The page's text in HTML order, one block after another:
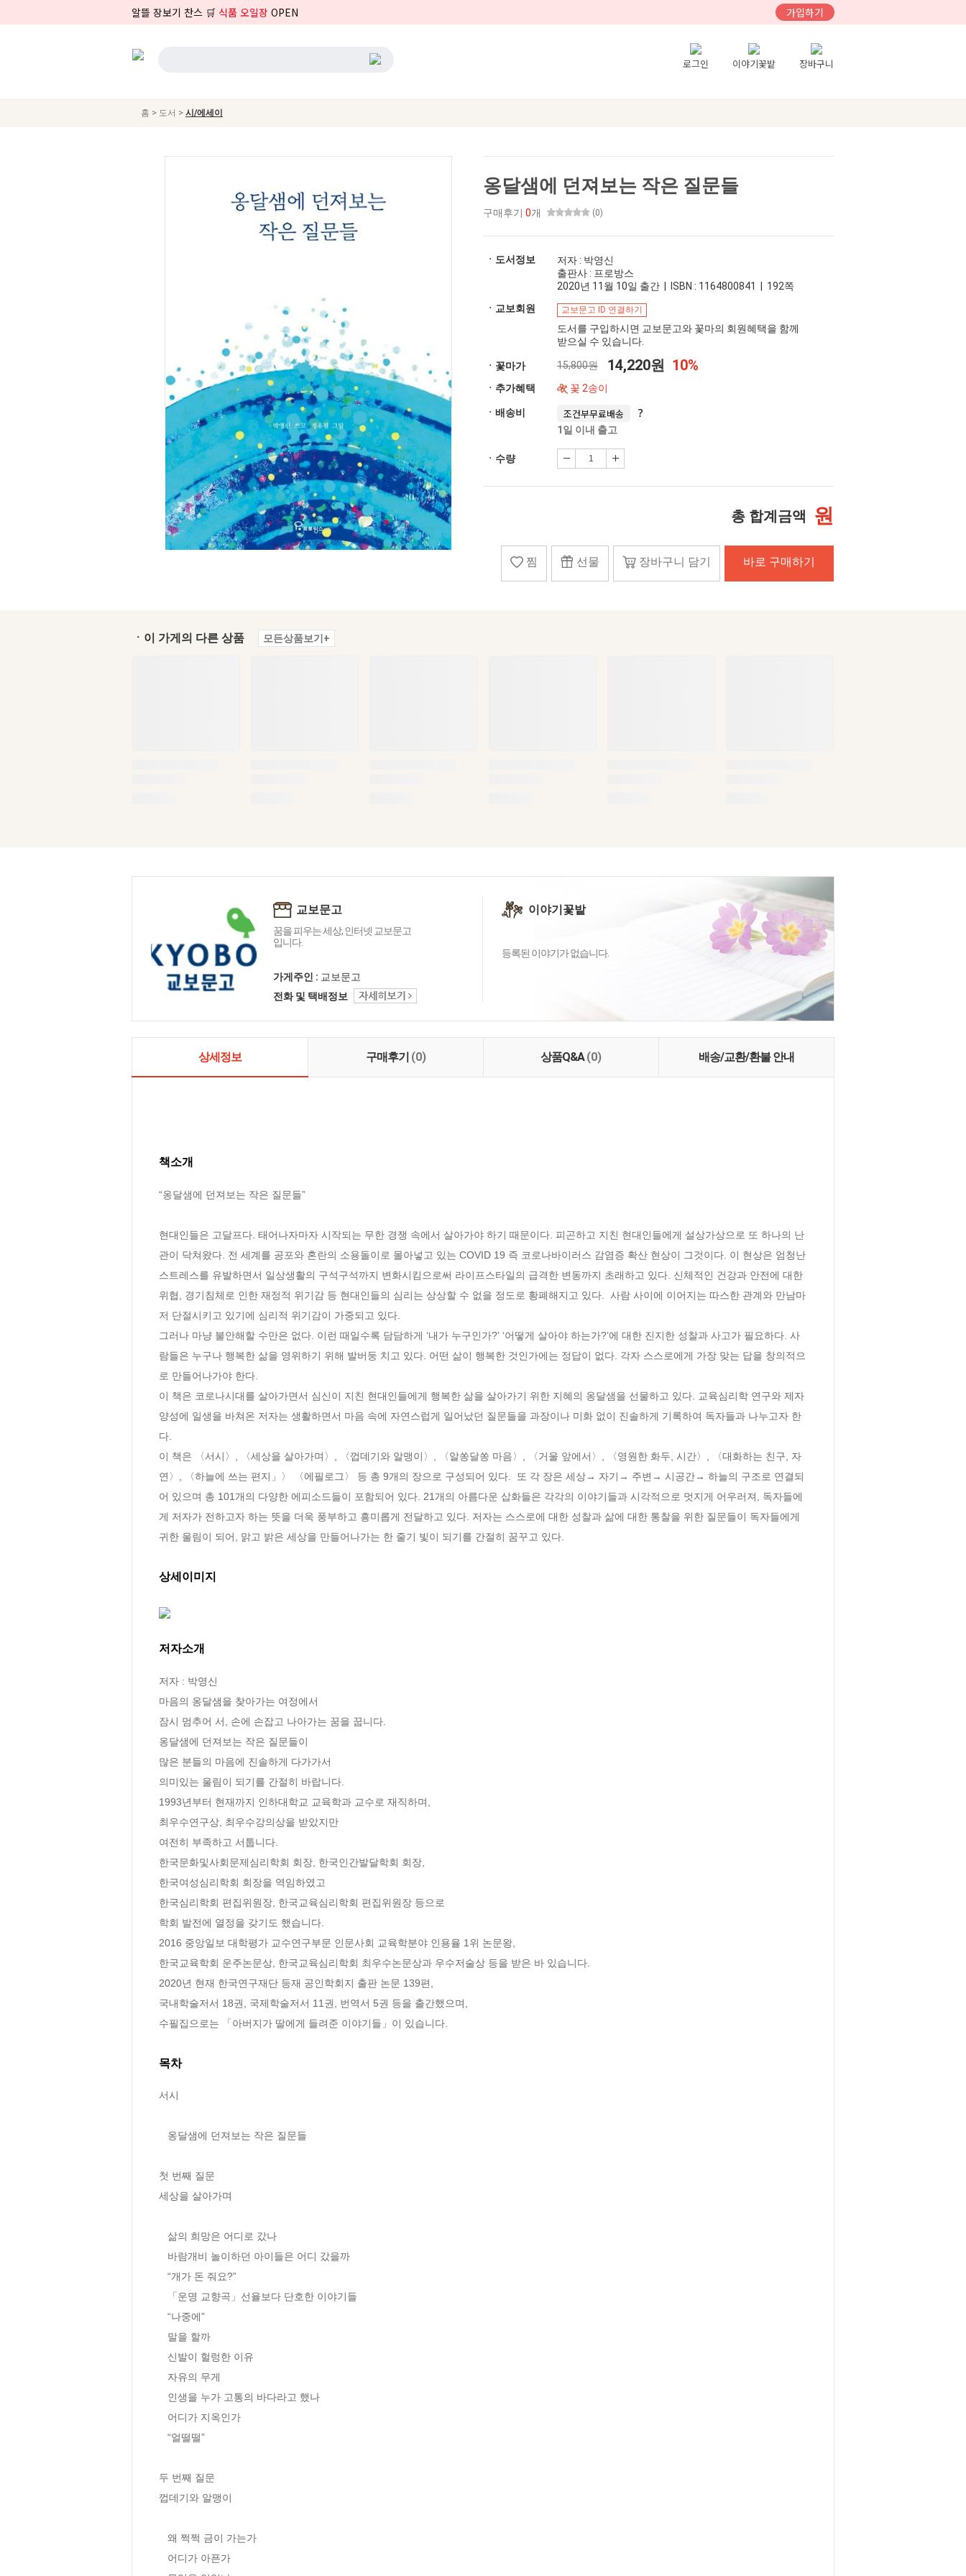
알뜰 장보기 찬스 🛒 식품 오일장 OPEN 가입하기
로그인 이야기꽃밭 장바구니
홈 > 도서 > 시/에세이
옹달샘에 던져보는 작은 질문들
구매후기 0개 (0)
ㆍ도서정보
저자 : 박영신
출판사 : 프로방스
2020년 11월 10일 출간 | ISBN : 1164800841 | 192쪽
ㆍ교보회원
교보문고 ID 연결하기
도서를 구입하시면 교보문고와 꽃마의 회원혜택을 함께
받으실 수 있습니다.
ㆍ꽃마가 15,800원 14,220원 10%
ㆍ추가혜택 꽃 2송이
ㆍ배송비 조건부무료배송
1일 이내 출고
ㆍ수량
총 합계금액 원
찜 선물 장바구니 담기 바로 구매하기
ㆍ이 가게의 다른 상품 모든상품보기+
교보문고
꿈을 피우는 세상, 인터넷 교보문고
입니다.
가게주인 : 교보문고
전화 및 택배정보
이야기꽃밭
등록된 이야기가 없습니다.
상세정보 구매후기 (0) 상품Q&A(0) 배송/교환/환불 안내
책소개
“옹달샘에 던져보는 작은 질문들”
현대인들은 고달프다. 태어나자마자 시작되는 무한 경쟁 속에서 살아가야 하기 때문이다. 피곤하고 지친 현대인들에게 설상가상으로 또 하나의 난
관이 닥쳐왔다. 전 세계를 공포와 혼란의 소용돌이로 몰아넣고 있는 COVID 19 즉 코로나바이러스 감염증 확산 현상이 그것이다. 이 현상은 엄청난
스트레스를 유발하면서 일상생활의 구석구석까지 변화시킴으로써 라이프스타일의 급격한 변동까지 초래하고 있다. 신체적인 건강과 안전에 대한
위협, 경기침체로 인한 재정적 위기감 등 현대인들의 심리는 상상할 수 없을 정도로 황폐해지고 있다.  사람 사이에 이어지는 따스한 관계와 만남마
저 단절시키고 있기에 심리적 위기감이 가중되고 있다.
그러나 마냥 불안해할 수만은 없다. 이런 때일수록 담담하게 ‘내가 누구인가?’ ‘어떻게 살아야 하는가?’에 대한 진지한 성찰과 사고가 필요하다. 사
람들은 누구나 행복한 삶을 영위하기 위해 발버둥 치고 있다. 어떤 삶이 행복한 것인가에는 정답이 없다. 각자 스스로에게 가장 맞는 답을 창의적으
로 만들어나가야 한다.
이 책은 코로나시대를 살아가면서 심신이 지친 현대인들에게 행복한 삶을 살아가기 위한 지혜의 옹달샘을 선물하고 있다. 교육심리학 연구와 제자
양성에 일생을 바쳐온 저자는 생활하면서 마음 속에 자연스럽게 일어났던 질문들을 과장이나 미화 없이 진솔하게 기록하여 독자들과 나누고자 한
다.
이 책은 〈서시〉, 〈세상을 살아가며〉, 〈껍데기와 알맹이〉, 〈알쏭달쏭 마음〉, 〈거울 앞에서〉, 〈영원한 화두, 시간〉, 〈대화하는 친구, 자
연〉, 〈하늘에 쓰는 편지」〉 〈에필로그〉 등 총 9개의 장으로 구성되어 있다.  또 각 장은 세상→ 자기→ 주변→ 시공간→ 하늘의 구조로 연결되
어 있으며 총 101개의 다양한 에피소드들이 포함되어 있다. 21개의 아름다운 삽화들은 각각의 이야기들과 시각적으로 멋지게 어우러져, 독자들에
게 저자가 전하고자 하는 뜻을 더욱 풍부하고 흥미롭게 전달하고 있다. 저자는 스스로에 대한 성찰과 삶에 대한 통찰을 위한 질문들이 독자들에게
귀한 울림이 되어, 맑고 밝은 세상을 만들어나가는 한 줄기 빛이 되기를 간절히 꿈꾸고 있다.
상세이미지
저자소개
저자 : 박영신
마음의 옹달샘을 찾아가는 여정에서
잠시 멈추어 서, 손에 손잡고 나아가는 꿈을 꿉니다.
옹달샘에 던져보는 작은 질문들이
많은 분들의 마음에 진솔하게 다가가서
의미있는 울림이 되기를 간절히 바랍니다.
1993년부터 현재까지 인하대학교 교육학과 교수로 재직하며,
최우수연구상, 최우수강의상을 받았지만
여전히 부족하고 서툽니다.
한국문화및사회문제심리학회 회장, 한국인간발달학회 회장,
한국여성심리학회 회장을 역임하였고
한국심리학회 편집위원장, 한국교육심리학회 편집위원장 등으로
학회 발전에 열정을 갖기도 했습니다.
2016 중앙일보 대학평가 교수연구부문 인문사회 교육학분야 인용율 1위 논문왕,
한국교육학회 운주논문상, 한국교육심리학회 최우수논문상과 우수저술상 등을 받은 바 있습니다.
2020년 현재 한국연구재단 등재 공인학회지 출판 논문 139편,
국내학술저서 18권, 국제학술저서 11권, 번역서 5권 등을 출간했으며,
수필집으로는 「아버지가 딸에게 들려준 이야기들」이 있습니다.
목차
서시
첫 번째 질문
세상을 살아가며
두 번째 질문
껍데기와 알맹이